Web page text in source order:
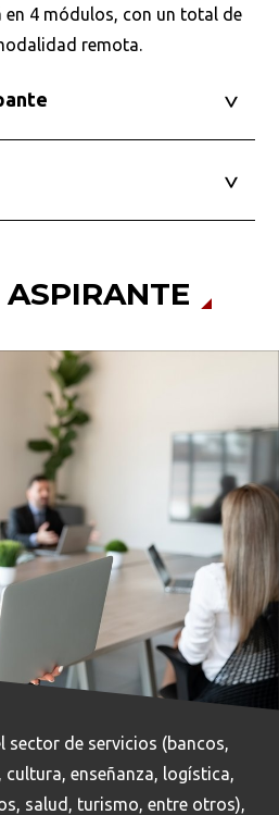
en 4 módulos, con un total de
remota.
sector de servicios (bancos,
enseñanza, logística,
salud, turismo, entre otros),